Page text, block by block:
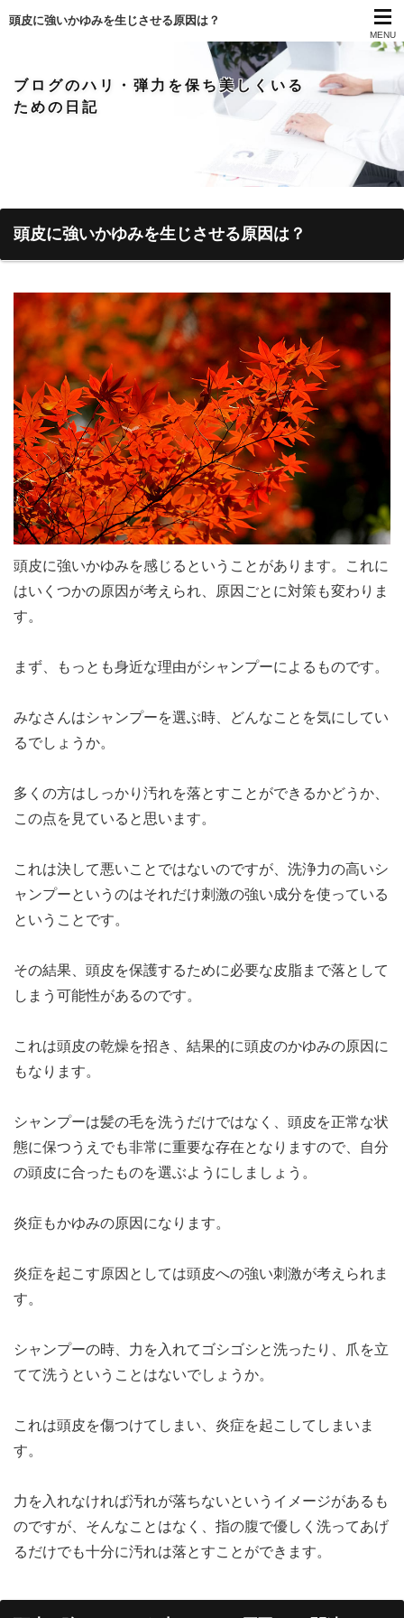
頭皮に強いかゆみを生じさせる原因は？
MENU
ブログのハリ・弾力を保ち美しくいる
ための日記
頭皮に強いかゆみを生じさせる原因は？
頭皮に強いかゆみを感じるということがあります。これに
はいくつかの原因が考えられ、原因ごとに対策も変わりま
す。
まず、もっとも身近な理由がシャンプーによるものです。
みなさんはシャンプーを選ぶ時、どんなことを気にしてい
るでしょうか。
多くの方はしっかり汚れを落とすことができるかどうか、
この点を見ていると思います。
これは決して悪いことではないのですが、洗浄力の高いシ
ャンプーというのはそれだけ刺激の強い成分を使っている
ということです。
その結果、頭皮を保護するために必要な皮脂まで落として
しまう可能性があるのです。
これは頭皮の乾燥を招き、結果的に頭皮のかゆみの原因に
もなります。
シャンプーは髪の毛を洗うだけではなく、頭皮を正常な状
態に保つうえでも非常に重要な存在となりますので、自分
の頭皮に合ったものを選ぶようにしましょう。
炎症もかゆみの原因になります。
炎症を起こす原因としては頭皮への強い刺激が考えられま
す。
シャンプーの時、力を入れてゴシゴシと洗ったり、爪を立
てて洗うということはないでしょうか。
これは頭皮を傷つけてしまい、炎症を起こしてしまいま
す。
力を入れなければ汚れが落ちないというイメージがあるも
のですが、そんなことはなく、指の腹で優しく洗ってあげ
るだけでも十分に汚れは落とすことができます。